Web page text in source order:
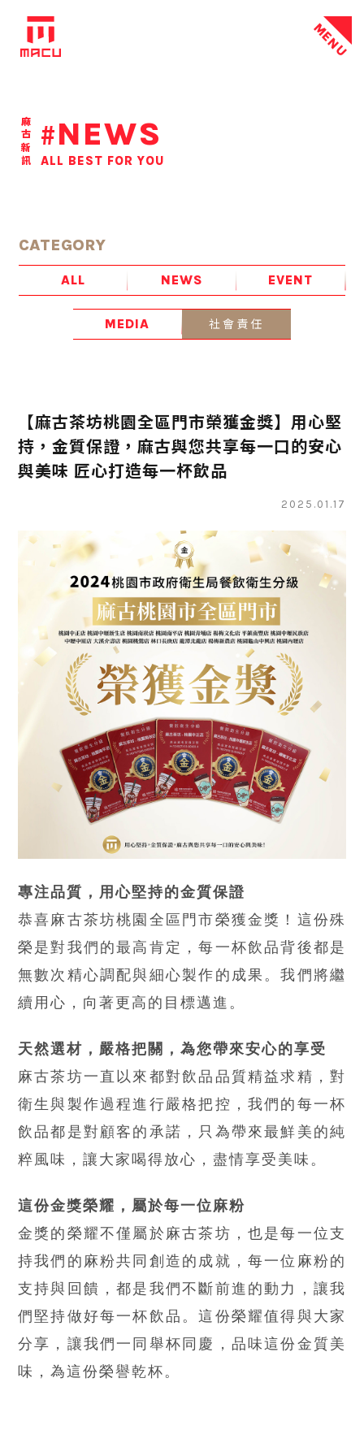
MENU
麻古新訊 #NEWS
ALL BEST FOR YOU
CATEGORY
ALL NEWS EVENT
MEDIA 社會責任
【麻古茶坊桃園全區門市榮獲金獎】用心堅
持，金質保證，麻古與您共享每一口的安心
與美味 匠心打造每一杯飲品
2025.01.17
專注品質，用心堅持的金質保證
恭喜麻古茶坊桃園全區門市榮獲金獎！這份殊
榮是對我們的最高肯定，每一杯飲品背後都是
無數次精心調配與細心製作的成果。我們將繼
續用心，向著更高的目標邁進。
天然選材，嚴格把關，為您帶來安心的享受
麻古茶坊一直以來都對飲品品質精益求精，對
衛生與製作過程進行嚴格把控， 我們的每一杯
飲品都是對顧客的承諾，只為帶來最鮮美的純
粹風味，讓大家喝得放心，盡情享受美味。
這份金獎榮耀，屬於每一位麻粉
金獎的榮耀不僅屬於麻古茶坊，也是每一位支
持我們的麻粉共同創造的成就，每一位麻粉的
支持與回饋，都是我們不斷前進的動力，讓我
們堅持做好每一杯飲品。這份榮耀值得與大家
分享，讓我們一同舉杯同慶，品味這份金質美
味，為這份榮譽乾杯。